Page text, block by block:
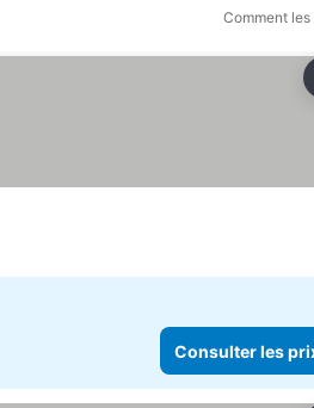
Comment
Consulter les